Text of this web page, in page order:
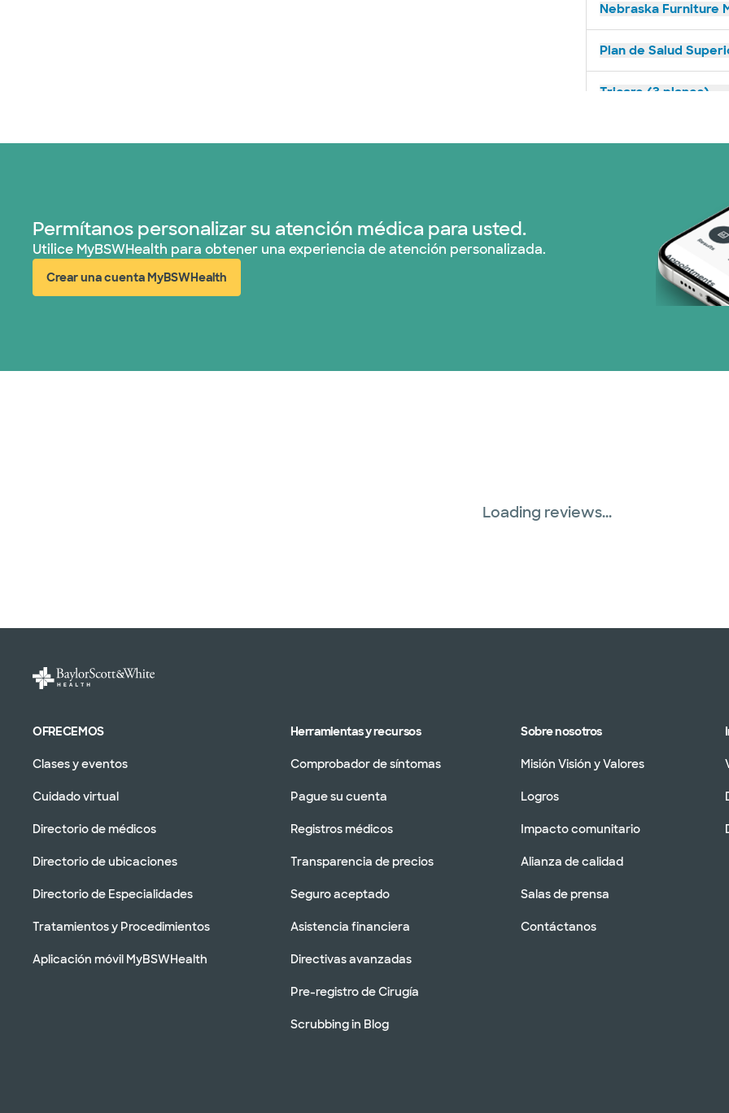
Nebraska Furniture
Plan de Salud
Tricare (3 planes)
United HealthCare
WellMed (15 planes)
Permítanos personalizar su atención médica para usted.
Utilice MyBSWHealth para obtener una experiencia de atención personalizada.
Crear una cuenta MyBSWHealth
(abre en ventana nueva)
Loading reviews...
OFRECEMOS
Clases y eventos
Cuidado virtual
Directorio de médicos
Directorio de ubicaciones
Directorio de Especialidades
Tratamientos y Procedimientos
Aplicación móvil MyBSWHealth
Herramientas y recursos
Comprobador de síntomas
Pague su cuenta
Registros médicos
Transparencia de precios
Seguro aceptado
Asistencia financiera
Directivas avanzadas
Pre-registro de Cirugía
Scrubbing in Blog
Sobre nosotros
Misión Visión y Valores
Logros
Impacto comunitario
Alianza de calidad
Salas de prensa
Contáctanos